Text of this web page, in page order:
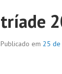
tríade
Publicado em 25